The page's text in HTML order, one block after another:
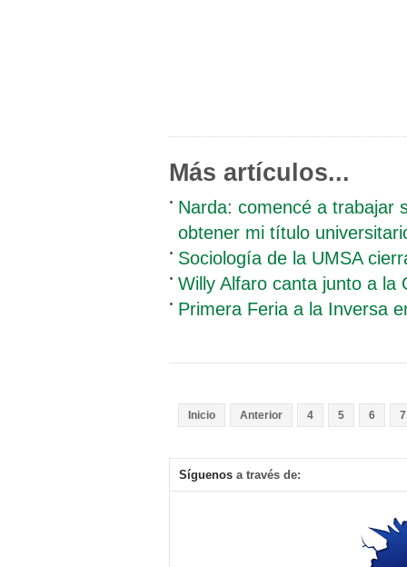
Más artículos...
Narda: comencé a trabajar
obtener mi título
Sociología de la UMSA
Willy Alfaro canta junto a la
Primera Feria a la Inversa
Inicio Anterior 4 5 6 7
Síguenos a través de: